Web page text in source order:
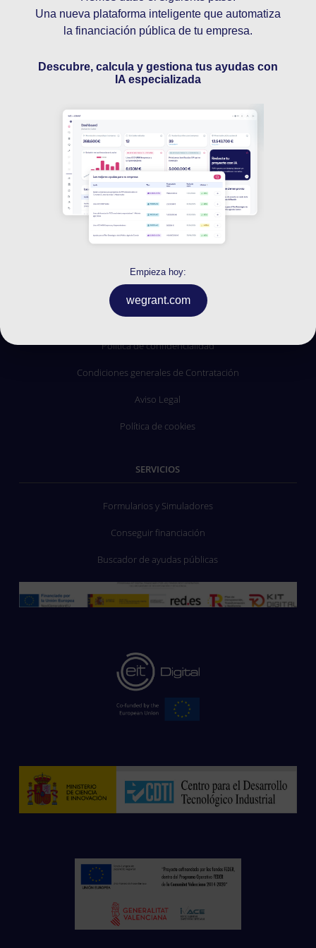
Una nueva plataforma inteligente que automatiza
la financiación pública de tu empresa.
Descubre, calcula y gestiona tus ayudas con
IA especializada
Empieza hoy:
wegrant.com
INICIAR SESIÓN
CREAR CUENTA
INFORMACIÓN
Preguntas frecuentes
Política de confidencialidad
Condiciones generales de Contratación
Aviso Legal
Política de cookies
SERVICIOS
Formularios y Simuladores
Conseguir financiación
Buscador de ayudas públicas